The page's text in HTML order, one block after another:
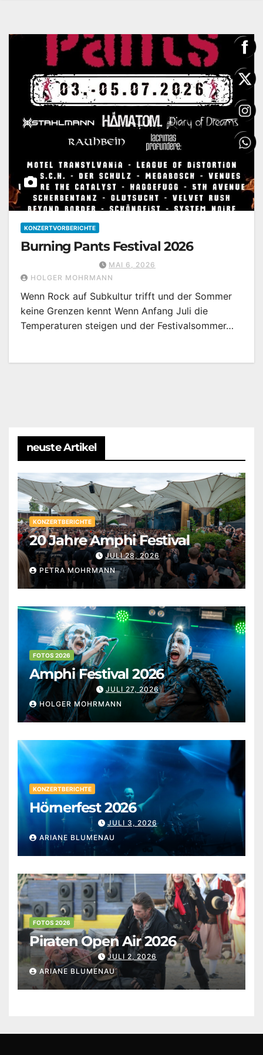
KONZERTVORBERICHTE
Burning Pants Festival 2026
MAI 6, 2026
HOLGER MOHRMANN
Wenn Rock auf Subkultur trifft und der Sommer
keine Grenzen kennt Wenn Anfang Juli die
Temperaturen steigen und der Festivalsommer…
neuste Artikel
KONZERTBERICHTE
20 Jahre Amphi Festival
JULI 28, 2026
PETRA MOHRMANN
FOTOS 2026
Amphi Festival 2026
JULI 27, 2026
HOLGER MOHRMANN
KONZERTBERICHTE
Hörnerfest 2026
JULI 3, 2026
ARIANE BLUMENAU
FOTOS 2026
Piraten Open Air 2026
JULI 2, 2026
ARIANE BLUMENAU